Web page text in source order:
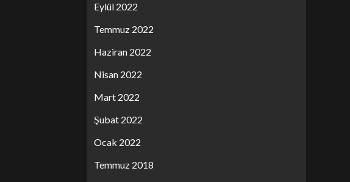
Eylül 2022
Temmuz 2022
Haziran 2022
Nisan 2022
Mart 2022
Şubat 2022
Ocak 2022
Temmuz 2018